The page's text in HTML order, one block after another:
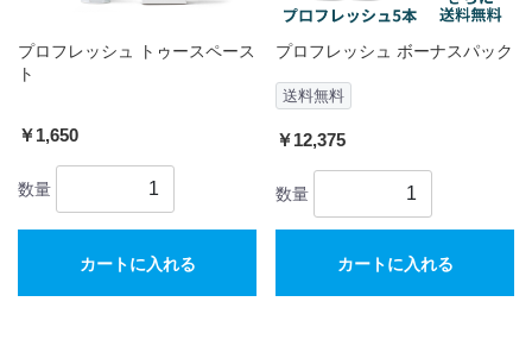
プロフレッシュ トゥースペース
ト
￥1,650
数量
カートに入れる
プロフレッシュ ボーナスパック
送料無料
￥12,375
数量
カートに入れる